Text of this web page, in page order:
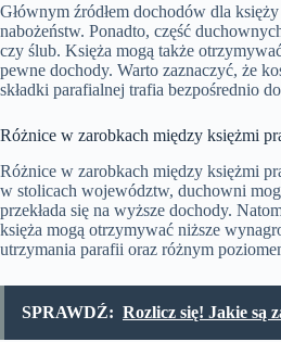
Głównym źródłem dochodów dla
nabożeństw. Ponadto, część
czy ślub. Księża mogą także
pewne dochody. Warto zaznaczyć, że
składki parafialnej trafia bezpośrednio
Różnice w zarobkach między księżmi
Różnice w zarobkach między księżmi
w stolicach województw, duchowni
przekłada się na wyższe dochody.
księża mogą otrzymywać niższe
utrzymania parafii oraz różnym
SPRAWDŹ: Rozlicz się! Jakie są